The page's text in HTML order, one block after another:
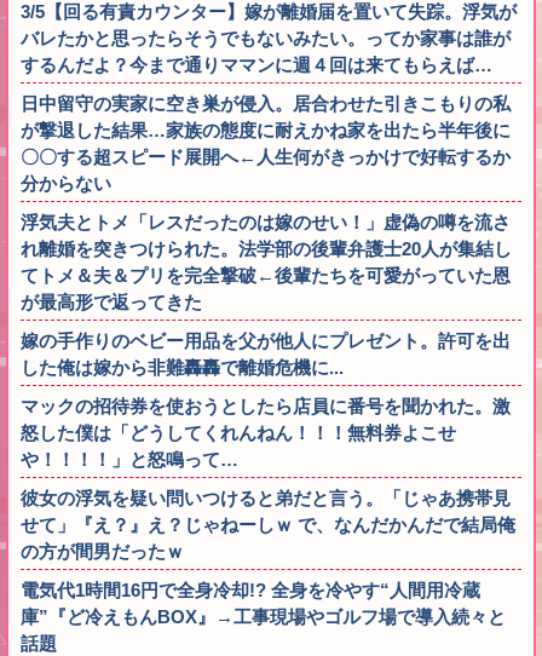
3/5【回る有責カウンター】嫁が離婚届を置いて失踪。浮気が
バレたかと思ったらそうでもないみたい。ってか家事は誰が
するんだよ？今まで通りママンに週４回は来てもらえば…
日中留守の実家に空き巣が侵入。居合わせた引きこもりの私
が撃退した結果…家族の態度に耐えかね家を出たら半年後に
〇〇する超スピード展開へ←人生何がきっかけで好転するか
分からない
浮気夫とトメ「レスだったのは嫁のせい！」虚偽の噂を流さ
れ離婚を突きつけられた。法学部の後輩弁護士20人が集結し
てトメ＆夫＆プリを完全撃破←後輩たちを可愛がっていた恩
が最高形で返ってきた
嫁の手作りのベビー用品を父が他人にプレゼント。許可を出
した俺は嫁から非難轟轟で離婚危機に...
マックの招待券を使おうとしたら店員に番号を聞かれた。激
怒した僕は「どうしてくれんねん！！！無料券よこせ
や！！！！」と怒鳴って…
彼女の浮気を疑い問いつけると弟だと言う。「じゃあ携帯見
せて」『え？』え？じゃねーしｗ で、なんだかんだで結局俺
の方が間男だったｗ
電気代1時間16円で全身冷却!? 全身を冷やす“人間用冷蔵
庫”『ど冷えもんBOX』→工事現場やゴルフ場で導入続々と
話題